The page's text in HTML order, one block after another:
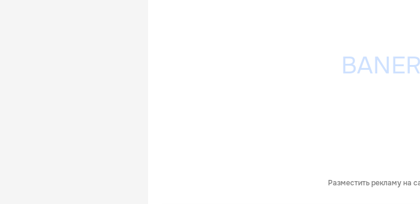
Разместить рекламу на